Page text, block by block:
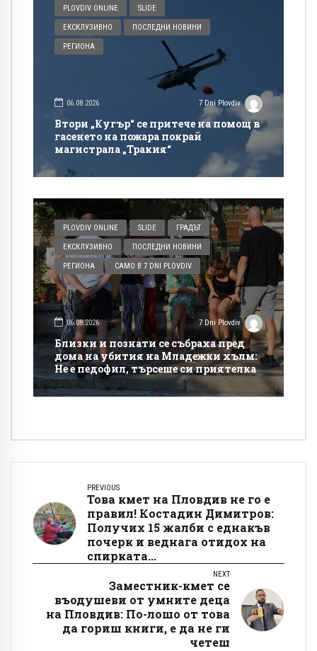
PLOVDIV ONLINE SLIDE
ЕКСКЛУЗИВНО ПОСЛЕДНИ НОВИНИ
РЕГИОНА
06.08.2026 7 Dni Plovdiv
Втори „Кугър“ се притече на помощ в
гасенето на пожара покрай
магистрала „Тракия“
PLOVDIV ONLINE SLIDE ГРАДЪТ
ЕКСКЛУЗИВНО ПОСЛЕДНИ НОВИНИ
РЕГИОНА САМО В 7 DNI PLOVDIV
06.08.2026 7 Dni Plovdiv
Близки и познати се събраха пред
дома на убития на Младежки хълм:
Не е педофил, търсеше си приятелка
PREVIOUS
Това кмет на Пловдив не го е
правил! Костадин Димитров:
Получих 15 жалби с еднакъв
почерк и веднага отидох на
спирката...
NEXT
Заместник-кмет се
въодушеви от умните деца
на Пловдив: По-лошо от това
да гориш книги, е да не ги
четеш